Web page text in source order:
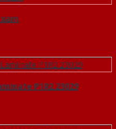
P1R2 23029